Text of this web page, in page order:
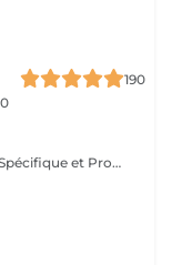
190
Diagnostique, Shampooing Traitant, Soin Spécifique et Produits Coiffants inclus